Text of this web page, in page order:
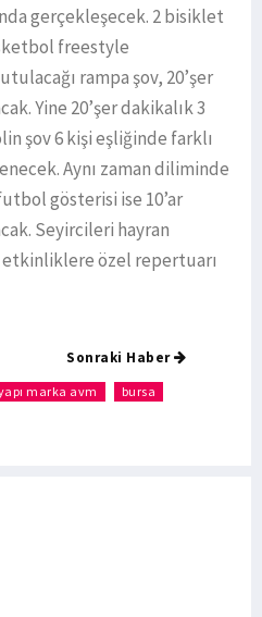
gerçekleşecek. 2 bisiklet
freestyle
rampa şov, 20’şer
Yine 20’şer dakikalık 3
şov 6 kişi eşliğinde farklı
Aynı zaman diliminde
gösterisi ise 10’ar
Seyircileri hayran
özel repertuarı
Sonraki Haber
marka avm bursa